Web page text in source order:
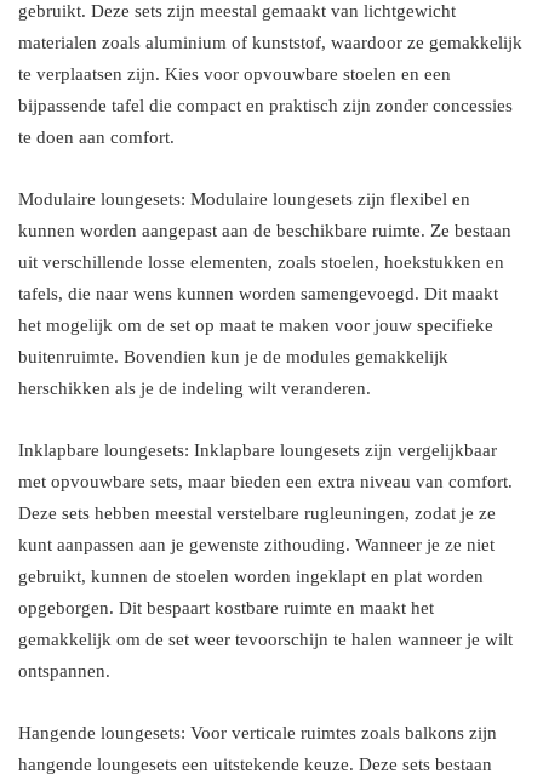
gebruikt. Deze sets zijn meestal gemaakt van lichtgewicht
materialen zoals aluminium of kunststof, waardoor ze gemakkelijk
te verplaatsen zijn. Kies voor opvouwbare stoelen en een
bijpassende tafel die compact en praktisch zijn zonder concessies
te doen aan comfort.
Modulaire loungesets: Modulaire loungesets zijn flexibel en
kunnen worden aangepast aan de beschikbare ruimte. Ze bestaan
uit verschillende losse elementen, zoals stoelen, hoekstukken en
tafels, die naar wens kunnen worden samengevoegd. Dit maakt
het mogelijk om de set op maat te maken voor jouw specifieke
buitenruimte. Bovendien kun je de modules gemakkelijk
herschikken als je de indeling wilt veranderen.
Inklapbare loungesets: Inklapbare loungesets zijn vergelijkbaar
met opvouwbare sets, maar bieden een extra niveau van comfort.
Deze sets hebben meestal verstelbare rugleuningen, zodat je ze
kunt aanpassen aan je gewenste zithouding. Wanneer je ze niet
gebruikt, kunnen de stoelen worden ingeklapt en plat worden
opgeborgen. Dit bespaart kostbare ruimte en maakt het
gemakkelijk om de set weer tevoorschijn te halen wanneer je wilt
ontspannen.
Hangende loungesets: Voor verticale ruimtes zoals balkons zijn
hangende loungesets een uitstekende keuze. Deze sets bestaan